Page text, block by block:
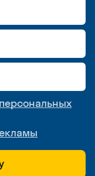
персональных